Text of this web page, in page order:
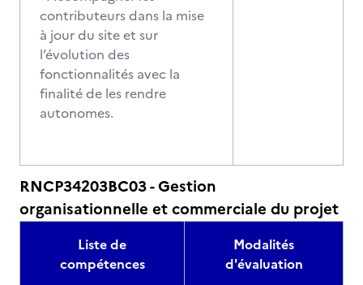
contributeurs dans la mise
à jour du site et sur
l’évolution des
fonctionnalités avec la
finalité de les rendre
autonomes.
RNCP34203BC03 - Gestion
organisationnelle et commerciale du projet
Liste de
compétences
Modalités
d'évaluation